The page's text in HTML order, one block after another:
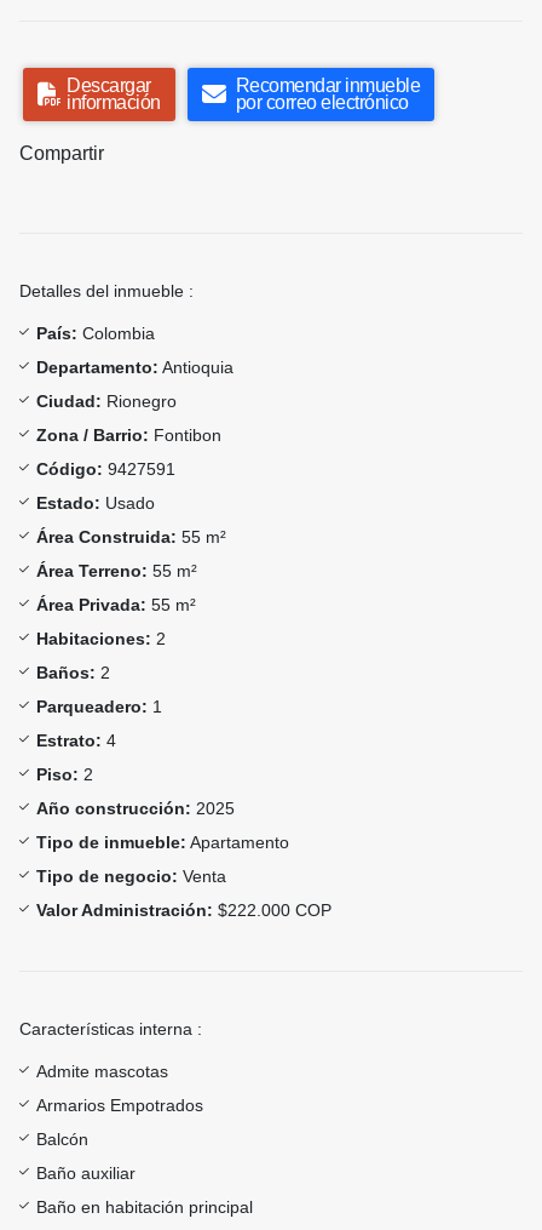
Descargar
información
Recomendar inmueble
por correo electrónico
Compartir
Detalles del inmueble :
País: Colombia
Departamento: Antioquia
Ciudad: Rionegro
Zona / Barrio: Fontibon
Código: 9427591
Estado: Usado
Área Construida: 55 m²
Área Terreno: 55 m²
Área Privada: 55 m²
Habitaciones: 2
Baños: 2
Parqueadero: 1
Estrato: 4
Piso: 2
Año construcción: 2025
Tipo de inmueble: Apartamento
Tipo de negocio: Venta
Valor Administración: $222.000 COP
Características interna :
Admite mascotas
Armarios Empotrados
Balcón
Baño auxiliar
Baño en habitación principal